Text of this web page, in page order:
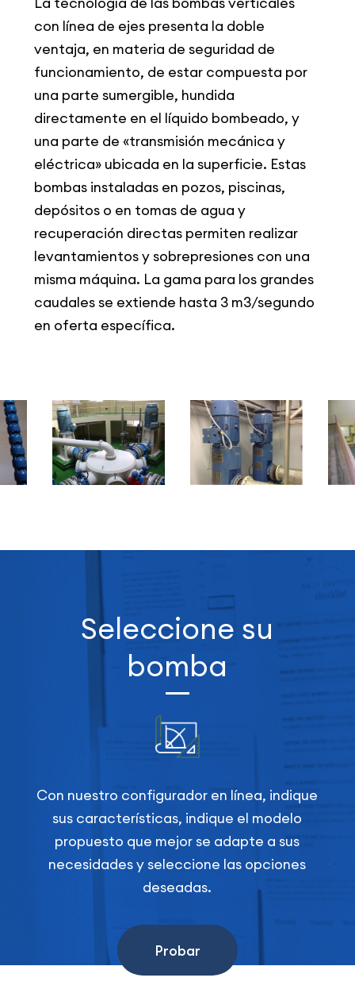
con línea de ejes presenta la doble
ventaja, en materia de seguridad de
funcionamiento, de estar compuesta por
una parte sumergible, hundida
directamente en el líquido bombeado, y
una parte de «transmisión mecánica y
eléctrica» ubicada en la superficie. Estas
bombas instaladas en pozos, piscinas,
depósitos o en tomas de agua y
recuperación directas permiten realizar
levantamientos y sobrepresiones con una
misma máquina. La gama para los grandes
caudales se extiende hasta 3 m3/segundo
en oferta específica.
Seleccione su
bomba
Con nuestro configurador en línea, indique
sus características, indique el modelo
propuesto que mejor se adapte a sus
necesidades y seleccione las opciones
deseadas.
Probar